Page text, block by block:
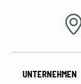
UNTERNEHMEN